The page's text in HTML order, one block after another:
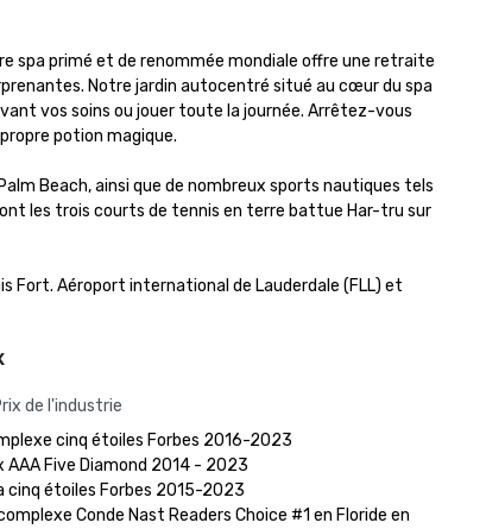
spa primé et de renommée mondiale offre une retraite
Notre jardin autocentré situé au cœur du spa
vos soins ou jouer toute la journée. Arrêtez-vous
potion magique.
Beach, ainsi que de nombreux sports nautiques tels
les trois courts de tennis en terre battue Har-tru sur
Fort. Aéroport international de Lauderdale (FLL) et
de l'industrie
cinq étoiles Forbes 2016-2023
AAA Five Diamond 2014 - 2023
cinq étoiles Forbes 2015-2023
Conde Nast Readers Choice #1 en Floride en